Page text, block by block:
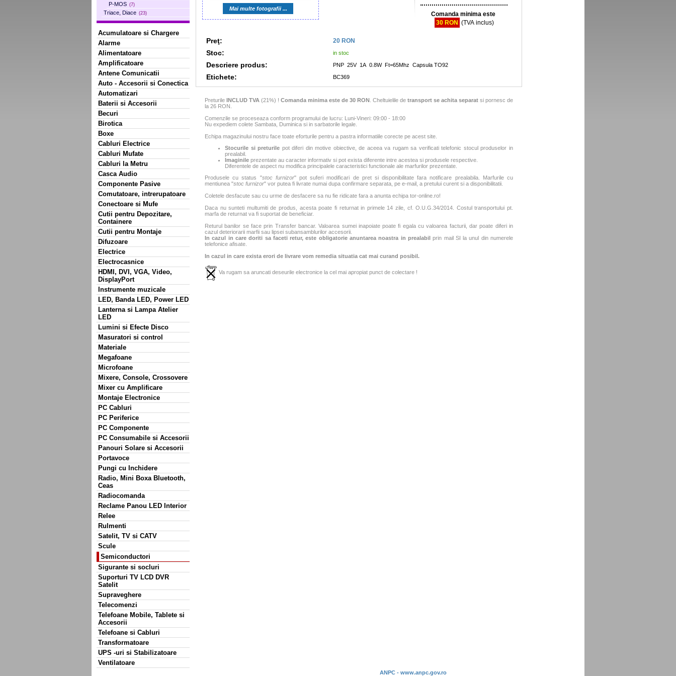
P-MOS (7)
Triace, Diace (23)
Acumulatoare si Chargere
Alarme
Alimentatoare
Amplificatoare
Antene Comunicatii
Auto - Accesorii si Conectica
Automatizari
Baterii si Accesorii
Becuri
Birotica
Boxe
Cabluri Electrice
Cabluri Mufate
Cabluri la Metru
Casca Audio
Componente Pasive
Comutatoare, intrerupatoare
Conectoare si Mufe
Cutii pentru Depozitare,
Containere
Cutii pentru Montaje
Difuzoare
Electrice
Electrocasnice
HDMI, DVI, VGA, Video,
DisplayPort
Instrumente muzicale
LED, Banda LED, Power LED
Lanterna si Lampa Atelier
LED
Lumini si Efecte Disco
Masuratori si control
Materiale
Megafoane
Microfoane
Mixere, Console, Crossovere
Mixer cu Amplificare
Montaje Electronice
PC Cabluri
PC Periferice
PC Componente
PC Consumabile si Accesorii
Panouri Solare si Accesorii
Portavoce
Pungi cu Inchidere
Radio, Mini Boxa Bluetooth,
Ceas
Radiocomanda
Reclame Panou LED Interior
Relee
Rulmenti
Satelit, TV si CATV
Scule
Semiconductori
Sigurante si socluri
Suporturi TV LCD DVR
Satelit
Supraveghere
Telecomenzi
Telefoane Mobile, Tablete si
Accesorii
Telefoane si Cabluri
Transformatoare
UPS -uri si Stabilizatoare
Ventilatoare
Mai multe fotografii ...
Comanda minima este
30 RON (TVA inclus)
Preţ: 20 RON
Stoc: in stoc
Descriere produs: PNP 25V 1A 0.8W Ft=65Mhz Capsula TO92
Etichete: BC369
Preturile INCLUD TVA (21%) ! Comanda minima este de 30 RON . Cheltuielile de transport se achita separat si pornesc de
la 26 RON.
Comenzile se proceseaza conform programului de lucru: Luni-Vineri: 09:00 - 18:00
Nu expediem colete Sambata, Duminica si in sarbatorile legale.
Echipa magazinului nostru face toate eforturile pentru a pastra informatiile corecte pe acest site.
Stocurile si preturile pot diferi din motive obiective, de aceea va rugam sa verificati telefonic stocul produselor in
prealabil.
Imaginile prezentate au caracter informativ si pot exista diferente intre acestea si produsele respective.
Diferentele de aspect nu modifica principalele caracteristici functionale ale marfurilor prezentate.
Produsele cu status "stoc furnizor" pot suferi modificari de pret si disponibilitate fara notificare prealabila. Marfurile cu
mentiunea "stoc furnizor" vor putea fi livrate numai dupa confirmare separata, pe e-mail, a pretului curent si a disponibilitatii.
Coletele desfacute sau cu urme de desfacere sa nu fie ridicate fara a anunta echipa tor-online.ro!
Daca nu sunteti multumiti de produs, acesta poate fi returnat in primele 14 zile, cf. O.U.G.34/2014. Costul transportului pt.
marfa de returnat va fi suportat de beneficiar.
Returul banilor se face prin Transfer bancar. Valoarea sumei inapoiate poate fi egala cu valoarea facturii, dar poate diferi in
cazul deteriorarii marfii sau lipsei subansamblurilor accesorii.
In cazul in care doriti sa faceti retur, este obligatorie anuntarea noastra in prealabil prin mail SI la unul din numerele
telefonice afisate.
In cazul in care exista erori de livrare vom remedia situatia cat mai curand posibil.
Va rugam sa aruncati deseurile electronice la cel mai apropiat punct de colectare !
ANPC - www.anpc.gov.ro